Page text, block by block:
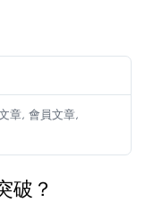
章 會員文章
破？